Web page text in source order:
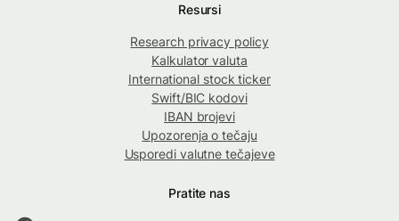
Resursi
Research privacy policy
Kalkulator valuta
International stock ticker
Swift/BIC kodovi
IBAN brojevi
Upozorenja o tečaju
Usporedi valutne tečajeve
Pratite nas